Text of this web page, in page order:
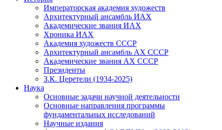
Императорская академия художеств
Архитектурный ансамбль ИАХ
Академические звания ИАХ
Хроника ИАХ
Академия художеств СССР
Архитектурный ансамбль АХ СССР
Академические звания АХ СССР
Президенты
З.К. Церетели (1934-2025)
Наука
Основные задачи научной деятельности
Основные направления программы
фундаментальных исследований
Научные издания